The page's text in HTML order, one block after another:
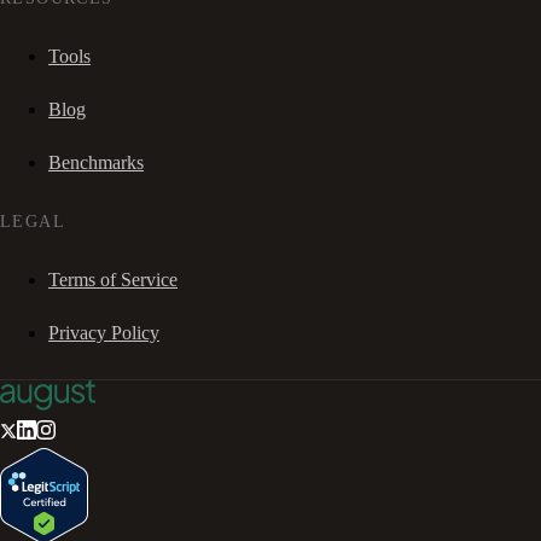
Tools
Blog
Benchmarks
LEGAL
Terms of Service
Privacy Policy